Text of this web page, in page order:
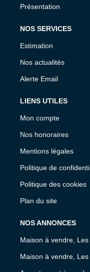
Présentation
NOS SERVICES
Estimation
Nos actualités
Alerte Email
LIENS UTILES
Mon compte
Nos honoraires
Mentions légales
Politique de
Politique des cookies
Plan du site
NOS ANNONCES
Maison à vendre,
Maison à vendre,